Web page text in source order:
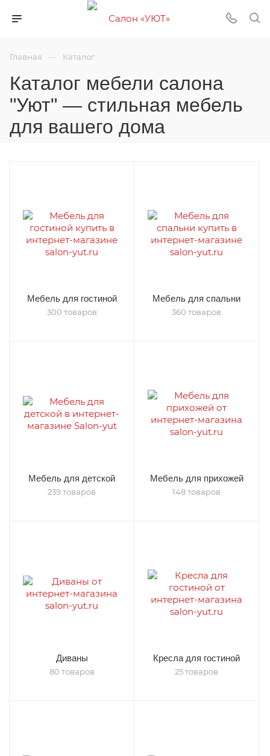
Главная — Каталог
Каталог мебели салона
"Уют" — стильная мебель
для вашего дома
Мебель для гостиной
300 товаров
Мебель для спальни
360 товаров
Мебель для детской
239 товаров
Мебель для прихожей
148 товаров
Диваны
80 товаров
Кресла для гостиной
25 товаров